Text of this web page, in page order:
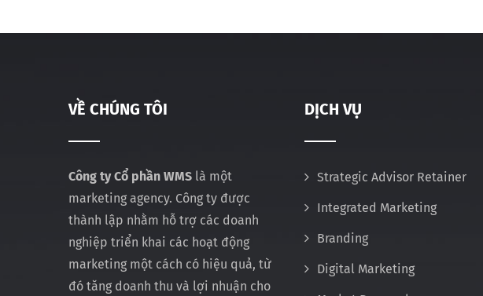
VỀ CHÚNG TÔI
Công ty Cổ phần WMS là một
marketing agency. Công ty được
thành lập nhằm hỗ trợ các doanh
nghiệp triển khai các hoạt động
marketing một cách có hiệu quả, từ
đó tăng doanh thu và lợi nhuận cho
DỊCH VỤ
Strategic Advisor Retainer
Integrated Marketing
Branding
Digital Marketing